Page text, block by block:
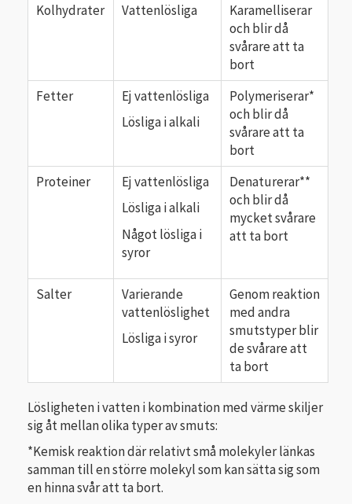
Kolhydrater
Vattenlösliga
Karamelliserar
och blir då
svårare att ta
bort
Fetter
Ej vattenlösliga
Lösliga i alkali
Polymeriserar*
och blir då
svårare att ta
bort
Proteiner
Ej vattenlösliga
Lösliga i alkali
Något lösliga i
syror
Denaturerar**
och blir då
mycket svårare
att ta bort
Salter
Varierande
vattenlöslighet
Lösliga i syror
Genom reaktion
med andra
smutstyper blir
de svårare att
ta bort
Lösligheten i vatten i kombination med värme skiljer
sig åt mellan olika typer av smuts:
*Kemisk reaktion där relativt små molekyler länkas
samman till en större molekyl som kan sätta sig som
en hinna svår att ta bort.